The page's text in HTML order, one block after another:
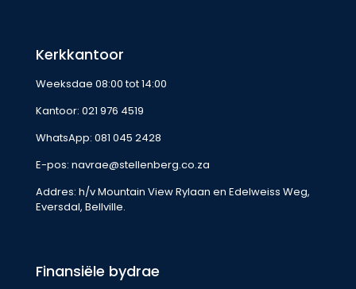
Kerkkantoor
Weeksdae 08:00 tot 14:00
Kantoor: 021 976 4519
WhatsApp: 081 045 2428
E-pos: navrae@stellenberg.co.za
Addres: h/v Mountain View Rylaan en Edelweiss Weg,
Eversdal, Bellville.
Finansiële bydrae